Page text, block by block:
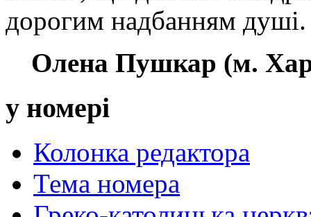
дорогим надбанням душі.
Олена Пушкар (м.
у номері
Колонка редактора
Тема номера